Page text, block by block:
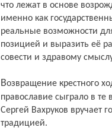
что лежат в основе
именно как
реальные возможности
позицией и выразить её
совести и здравому
Возвращение крестного хода важно потому, что при всех языческих корнях россиян
православие сыграло в
Сергей Вахруков вручает
традицией.